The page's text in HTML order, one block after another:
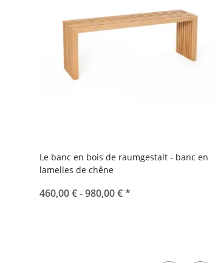
Le banc en bois de raumgestalt - banc en
lamelles de chêne
460,00 € -980,00 €*